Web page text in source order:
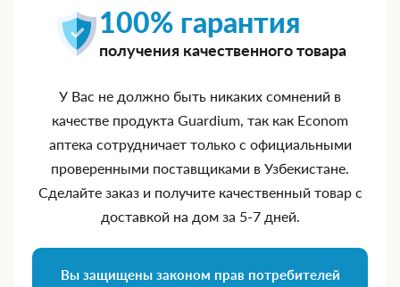
100% гарантия
получения качественного товара
У Вас не должно быть никаких сомнений в
качестве продукта Guardium, так как Econom
аптека сотрудничает только с официальными
проверенными поставщиками в Узбекистане.
Сделайте заказ и получите качественный товар с
доставкой на дом за 5‑7 дней.
Вы защищены законом прав потребителей